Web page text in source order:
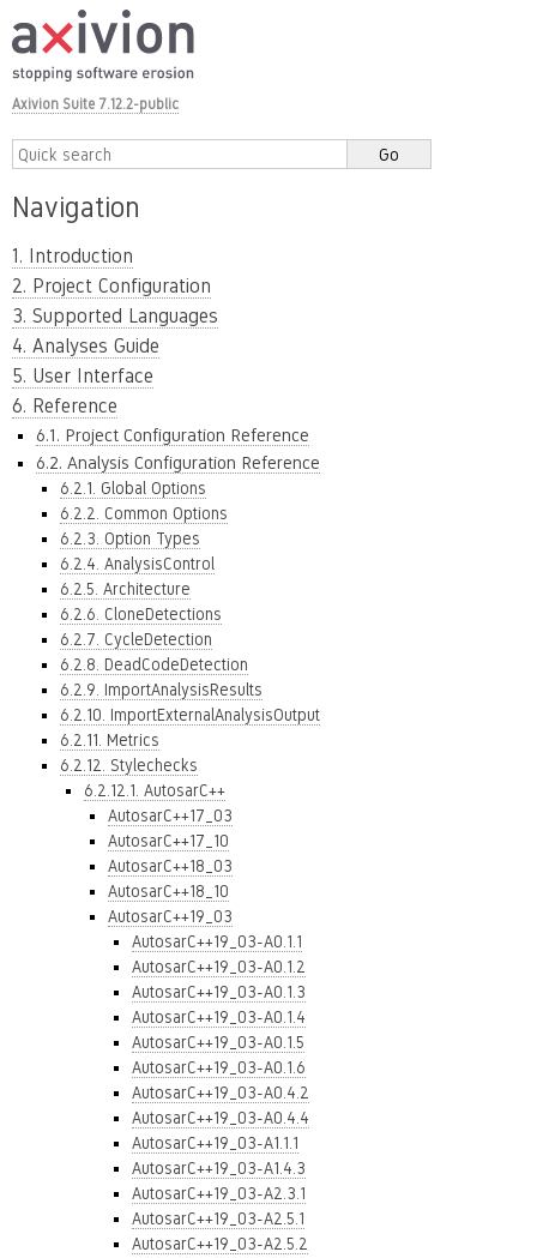
Axivion Suite 7.12.2-public
Navigation
1. Introduction
2. Project Configuration
3. Supported Languages
4. Analyses Guide
5. User Interface
6. Reference
6.1. Project Configuration Reference
6.2. Analysis Configuration Reference
6.2.1. Global Options
6.2.2. Common Options
6.2.3. Option Types
6.2.4. AnalysisControl
6.2.5. Architecture
6.2.6. CloneDetections
6.2.7. CycleDetection
6.2.8. DeadCodeDetection
6.2.9. ImportAnalysisResults
6.2.10. ImportExternalAnalysisOutput
6.2.11. Metrics
6.2.12. Stylechecks
6.2.12.1. AutosarC++
AutosarC++17_03
AutosarC++17_10
AutosarC++18_03
AutosarC++18_10
AutosarC++19_03
AutosarC++19_03-A0.1.1
AutosarC++19_03-A0.1.2
AutosarC++19_03-A0.1.3
AutosarC++19_03-A0.1.4
AutosarC++19_03-A0.1.5
AutosarC++19_03-A0.1.6
AutosarC++19_03-A0.4.2
AutosarC++19_03-A0.4.4
AutosarC++19_03-A1.1.1
AutosarC++19_03-A1.4.3
AutosarC++19_03-A2.3.1
AutosarC++19_03-A2.5.1
AutosarC++19_03-A2.5.2